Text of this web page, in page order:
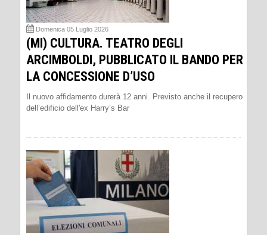
Domenica 05 Luglio 2026
(MI) CULTURA. TEATRO DEGLI
ARCIMBOLDI, PUBBLICATO IL BANDO PER
LA CONCESSIONE D’USO
Il nuovo affidamento durerà 12 anni. Previsto anche il recupero
dell’edificio dell'ex Harry’s Bar